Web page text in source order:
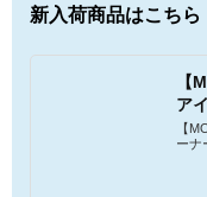
新入荷商品はこちら
【
ア
【
ーナ